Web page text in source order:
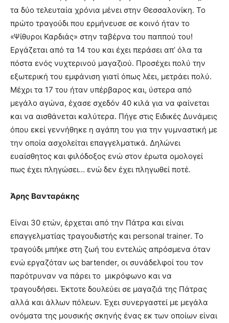
τα δύο τελευταία χρόνια μένει στην Θεσσαλονίκη. Το
πρώτο τραγούδι που ερμήνευσε σε κοινό ήταν το
«Ψίθυροι Καρδιάς» στην ταβέρνα του παππού του!
Εργάζεται από τα 14 του και έχει περάσει απ’ όλα τα
πόστα ενός νυχτερινού μαγαζιού. Προσέχει πολύ την
εξωτερική του εμφάνιση γιατί όπως λέει, μετράει πολύ.
Μέχρι τα 17 του ήταν υπέρβαρος και, ύστερα από
μεγάλο αγώνα, έχασε σχεδόν 40 κιλά για να φαίνεται
και να αισθάνεται καλύτερα. Πήγε στις Ειδικές Δυνάμεις
όπου εκεί γεννήθηκε η αγάπη του για την γυμναστική με
την οποία ασχολείται επαγγελματικά. Δηλώνει
ευαίσθητος και φιλόδοξος ενώ στον έρωτα ομολογεί
πως έχει πληγώσει… ενώ δεν έχει πληγωθεί ποτέ.
Άρης Βανταράκης
Είναι 30 ετών, έρχεται από την Πάτρα και είναι
επαγγελματίας τραγουδιστής και personal trainer. Το
τραγούδι μπήκε στη ζωή του εντελώς απρόσμενα όταν
ενώ εργαζόταν ως bartender, οι συνάδελφοί του τον
παρότρυναν να πάρει το μικρόφωνο και να
τραγουδήσει. Έκτοτε δουλεύει σε μαγαζιά της Πάτρας
αλλά και άλλων πόλεων. Έχει συνεργαστεί με μεγάλα
ονόματα της μουσικής σκηνής ένας εκ των οποίων είναι